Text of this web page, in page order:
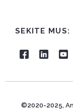
SEKITE MUS:
©2020-2025,